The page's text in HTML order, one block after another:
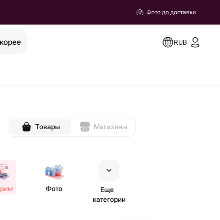
Фото до доставки
RUB
Товары Магазины
Фото
Еще
категории